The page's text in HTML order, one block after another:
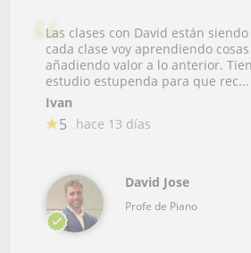
Las clases con David están
cada clase voy aprendiendo
añadiendo valor a lo anterior.
estudio estupenda para que rec...
Ivan
5 hace 13 días
David Jose
Profe de Piano